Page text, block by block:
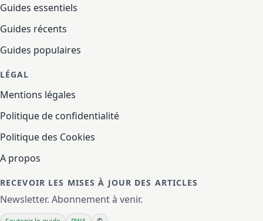
Guides essentiels
Guides récents
Guides populaires
LÉGAL
Mentions légales
Politique de confidentialité
Politique des Cookies
A propos
RECEVOIR LES MISES À JOUR DES ARTICLES
Newsletter. Abonnement à venir.